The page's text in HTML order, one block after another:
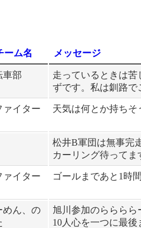
ーム名 メッセージ
車部
走っているときは
ずです。私は釧路で
ァイター
天気は何とか持ち
松井B軍団は無事完
カーリング待ってま
ァイター
ゴールまであと1時
めん、の
旭川参加のらららら
10人心を一つに最後